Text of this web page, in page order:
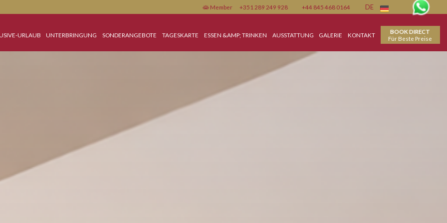
Member +351 289 249 928 +44 845 468 0164
INCLUSIVE-URLAUB UNTERBRINGUNG SONDERANGEBOTE TAGESKARTE ESSEN &AMP; TRINKEN AUSSTATTUNG GALERIE KONTAKT